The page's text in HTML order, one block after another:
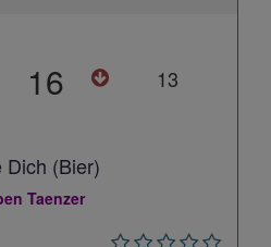
16 13
Dich (Bier)
Taenzer